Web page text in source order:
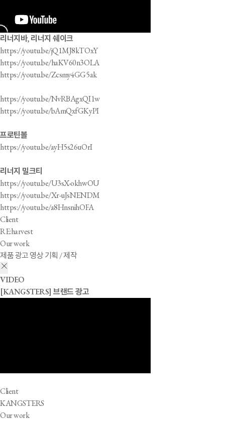
리너지바, 리너지 쉐이크
https://youtu.be/jQ1MJ8kTOxY
https://youtu.be/haKV60n3OLA
https://youtu.be/Zcsmy4GG5ak
https://youtu.be/NvRBAgxQI1w
https://youtu.be/bAmQxfGKyPI
프로틴볼
https://youtu.be/ayH5s26uOrI
리너지 밀크티
https://youtu.be/U3sX-okhwOU
https://youtu.be/Xr-uJsNENDM
https://youtu.be/a8HnsnihOFA
Client
RE:harvest
Our work
제품 광고 영상 기획 / 제작
VIDEO
[KANGSTERS] 브랜드 광고
Client
KANGSTERS
Our work